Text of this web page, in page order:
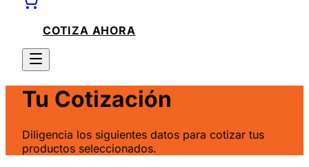
COTIZA AHORA
Tu Cotización
Diligencia los siguientes datos para cotizar tus
productos seleccionados.